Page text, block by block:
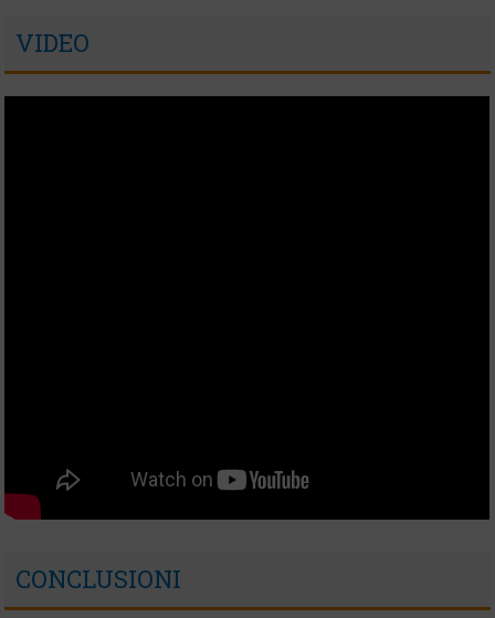
VIDEO
CONCLUSIONI